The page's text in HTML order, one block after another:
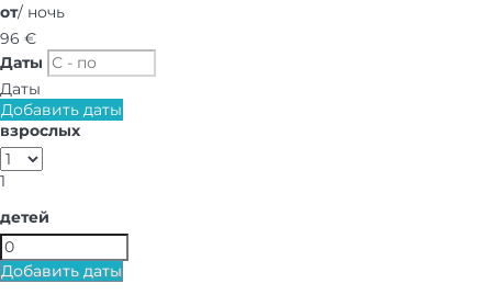
от/ ночь
96 €
Даты
Даты
Добавить даты
взрослых
1
детей
Добавить даты